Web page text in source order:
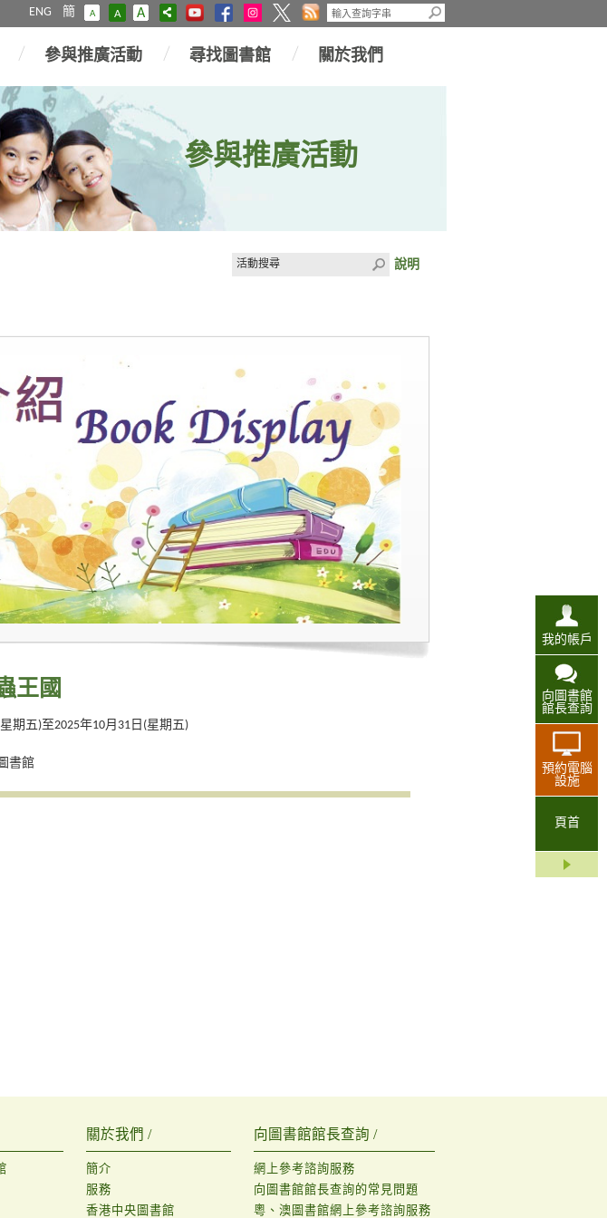
ENG 簡 A A A
我的帳戶
向圖書館
館長查詢
預約電腦
設施
頁首
參與推廣活動 尋找圖書館 關於我們
參與推廣活動
說明
王國
期五)至2025年10月31日(星期五)
書館
關於我們 /
簡介
服務
香港中央圖書館
向圖書館館長查詢 /
網上參考諮詢服務
向圖書館館長查詢的常見問題
粵、澳圖書館網上參考諮詢服務